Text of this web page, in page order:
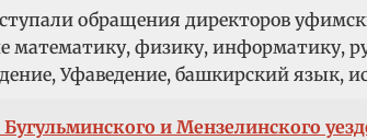
обращения директоров
математику, физику, информатику,
Уфаведение, башкирский язык,
и Мензелинского